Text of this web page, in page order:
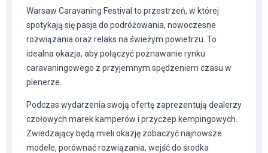
Warsaw Caravaning Festival to przestrzeń, w której
spotykają się pasja do podróżowania, nowoczesne
rozwiązania oraz relaks na świeżym powietrzu. To
idealna okazja, aby połączyć poznawanie rynku
caravaningowego z przyjemnym spędzeniem czasu w
plenerze.
Podczas wydarzenia swoją ofertę zaprezentują dealerzy
czołowych marek kamperów i przyczep kempingowych.
Zwiedzający będą mieli okazję zobaczyć najnowsze
modele, porównać rozwiązania, wejść do środka